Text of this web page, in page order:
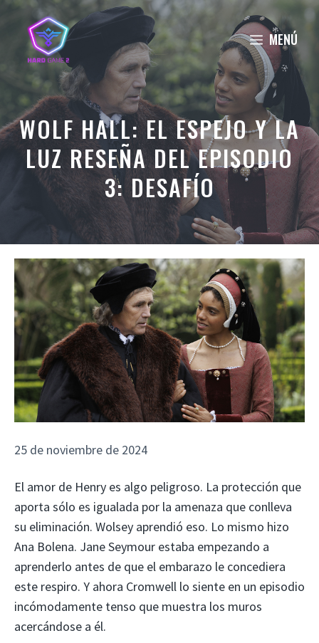
Saltar
contenido
MENÚ
WOLF HALL: EL ESPEJO Y LA
LUZ RESEÑA DEL EPISODIO
3: DESAFÍO
25 de noviembre de 2024
El amor de Henry es algo peligroso. La protección que
aporta sólo es igualada por la amenaza que conlleva
su eliminación. Wolsey aprendió eso. Lo mismo hizo
Ana Bolena. Jane Seymour estaba empezando a
aprenderlo antes de que el embarazo le concediera
este respiro. Y ahora Cromwell lo siente en un episodio
incómodamente tenso que muestra los muros
acercándose a él.